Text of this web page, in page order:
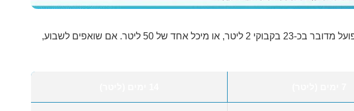
. נשמע הרבה? בפועל מדובר בכ-23 בקבוקי 2 ליטר, או מיכל אחד של 50 ליטר. אם שואפים לשבוע,